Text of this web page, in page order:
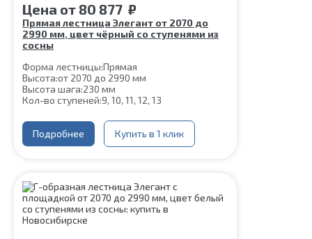
Цена от 80 877 ₽
Прямая лестница Элегант от 2070 до
2990 мм, цвет чёрный со ступенями из
сосны
Форма лестницы:Прямая
Высота:от 2070 до 2990 мм
Высота шага:230 мм
Кол-во ступеней:9, 10, 11, 12, 13
Угол наклона:45°
Глубина ступени:
300 мм
Ширина марша: 900 мм
Цвет каркаса: Черный
Срок гарантии (на металлокаркас):25 лет
Подробнее Купить в 1 клик